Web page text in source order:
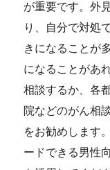
が重要です。外
り、自分で対処
きになることが
になることがあ
相談するか、各
院などのがん相
をお勧めします
ードできる男性